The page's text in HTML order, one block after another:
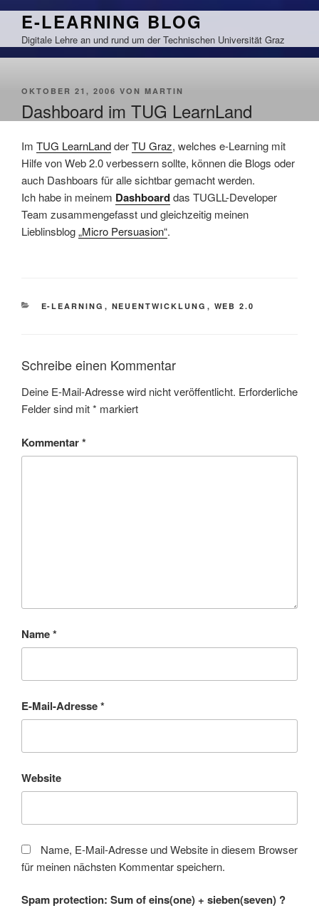
Zum
springen
E-LEARNING BLOG
Digitale Lehre an und rund um der Technischen Universität Graz
VERÖFFENTLICHT
OKTOBER 21, 2006 VON MARTIN
Dashboard im TUG LearnLand
Im TUG LearnLandderTU Graz, welches e-Learning mit
Hilfe von Web 2.0 verbessern sollte, können die Blogs oder
auch Dashboars für alle sichtbar gemacht werden.
Ich habe in meinem Dashboarddas TUGLL-Developer
Team zusammengefasst und gleichzeitig meinen
Lieblinsblog„Micro Persuasion“.
KATEGORIEN
E-LEARNING , NEUENTWICKLUNG , WEB 2.0
Schreibe einen Kommentar
Deine E-Mail-Adresse wird nicht veröffentlicht. Erforderliche
Felder sind mit* markiert
Kommentar*
Name*
E-Mail-Adresse*
Website
Name, E-Mail-Adresse und Website in diesem Browser
für meinen nächsten Kommentar speichern.
Spam protection: Sum of eins(one) + sieben(seven) ?